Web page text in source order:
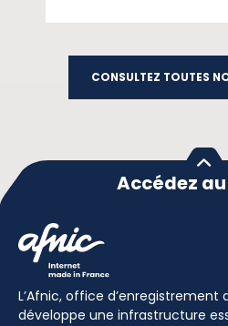
CONSULTEZ TOUTES
Accédez au
L’Afnic, office
développe une infrastructure